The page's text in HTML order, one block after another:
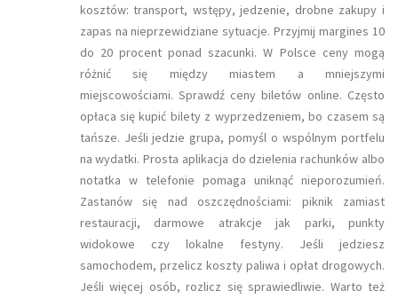
kosztów: transport, wstępy, jedzenie, drobne zakupy i
zapas na nieprzewidziane sytuacje. Przyjmij margines 10
do 20 procent ponad szacunki. W Polsce ceny mogą
różnić się między miastem a mniejszymi
miejscowościami. Sprawdź ceny biletów online. Często
opłaca się kupić bilety z wyprzedzeniem, bo czasem są
tańsze. Jeśli jedzie grupa, pomyśl o wspólnym portfelu
na wydatki. Prosta aplikacja do dzielenia rachunków albo
notatka w telefonie pomaga uniknąć nieporozumień.
Zastanów się nad oszczędnościami: piknik zamiast
restauracji, darmowe atrakcje jak parki, punkty
widokowe czy lokalne festyny. Jeśli jedziesz
samochodem, przelicz koszty paliwa i opłat drogowych.
Jeśli więcej osób, rozlicz się sprawiedliwie. Warto też